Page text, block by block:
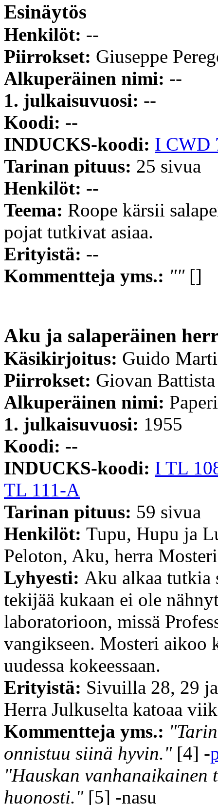
Esinäytös
Henkilöt: --
Piirrokset: Giuseppe
Alkuperäinen nimi: --
1. julkaisuvuosi: --
Koodi: --
INDUCKS-koodi: I CWD
Tarinan pituus: 25 sivua
Henkilöt: --
Teema: Roope kärsii
pojat tutkivat asiaa.
Erityistä: --
Kommentteja yms.: ""[]
Aku ja salaperäinen
Käsikirjoitus: Guido
Piirrokset: Giovan
Alkuperäinen nimi:
1. julkaisuvuosi: 1955
Koodi: --
INDUCKS-koodi: I TL
TL 111-A
Tarinan pituus: 59 sivua
Henkilöt: Tupu, Hupu ja
Peloton, Aku, herra
Lyhyesti: Aku alkaa tutkia
tekijää kukaan ei ole
laboratorioon, missä
vangikseen. Mosteri aikoo
uudessa kokeessaan.
Erityistä: Sivuilla 28, 29
Herra Julkuselta katoaa
Kommentteja yms.:
onnistuu siinä hyvin."[4] -
"Hauskan
huonosti."[5] -nasu